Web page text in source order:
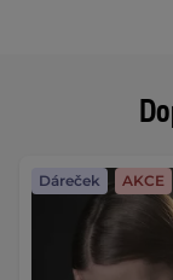
Dáreček AKCE